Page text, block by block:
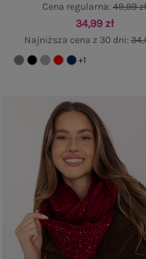
34,99 zł
Najniższa cena z 30 dni:
Cena regularna:49,99 zł
+1